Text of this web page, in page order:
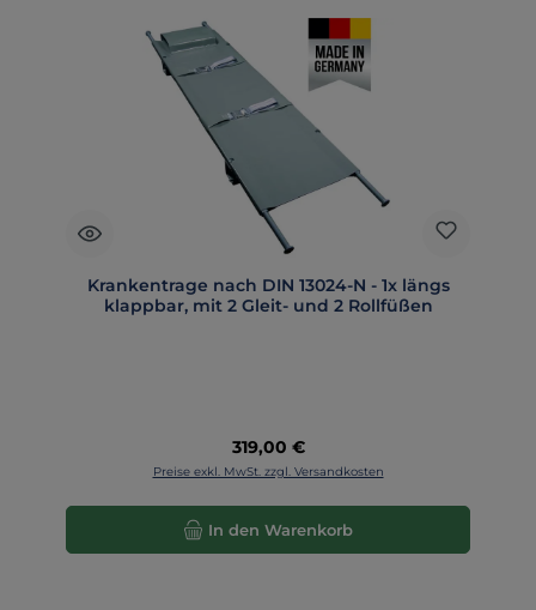
Krankentrage nach DIN 13024-N - 1x längs
klappbar, mit 2 Gleit- und 2 Rollfüßen
Regulärer Preis:
319,00 €
Preise exkl. MwSt. zzgl. Versandkosten
In den Warenkorb